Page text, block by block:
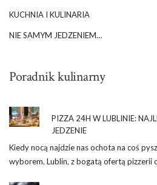
KUCHNIA I KULINARIA
NIE SAMYM JEDZENIEM…
Poradnik kulinarny
PIZZA 24H W LUBLINIE:
JEDZENIE
Kiedy nocą najdzie nas ochota na coś
wyborem. Lublin, z bogatą ofertą pizzerii